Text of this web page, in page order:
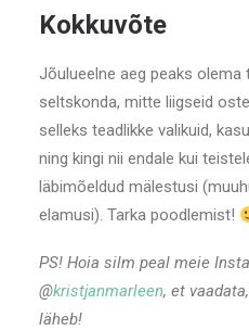
Kokkuvõte
Jõulueelne aeg peaks
seltskonda, mitte liigseid
selleks teadlikke valikuid,
ning kingi nii endale kui
läbimõeldud mälestusi
elamusi). Tarka poodlemist!
PS! Hoia silm peal meie
@kristjanmarleen, et
läheb!